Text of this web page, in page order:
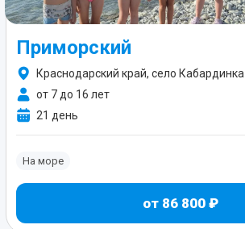
Приморский
Краснодарский край, село Кабардинка
от 7 до 16 лет
21 день
На море
от 86 800 ₽